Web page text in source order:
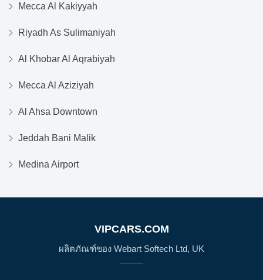
Mecca Al Kakiyyah
Riyadh As Sulimaniyah
Al Khobar Al Aqrabiyah
Mecca Al Aziziyah
Al Ahsa Downtown
Jeddah Bani Malik
Medina Airport
VIPCARS.COM
ผลิตภัณฑ์ของ Webart Softech Ltd, UK